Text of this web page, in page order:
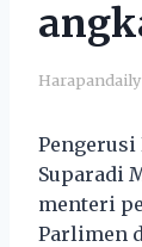
Harapandaily
Pengerusi
Suparadi
menteri
Parlimen